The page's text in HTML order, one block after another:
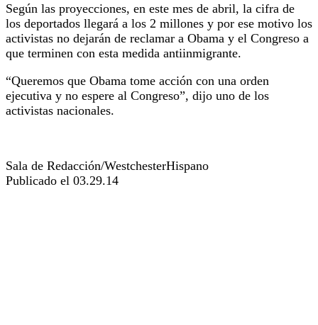
Según las proyecciones, en este mes de abril, la cifra de
los deportados llegará a los 2 millones y por ese motivo los
activistas no dejarán de reclamar a Obama y el Congreso a
que terminen con esta medida antiinmigrante.
“Queremos que Obama tome acción con una orden
ejecutiva y no espere al Congreso”, dijo uno de los
activistas nacionales.
Sala de Redacción/WestchesterHispano
Publicado el 03.29.14